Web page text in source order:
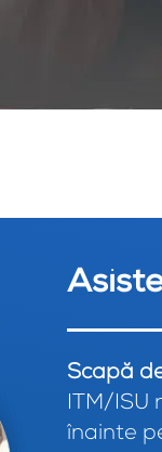
Scapă
ITM/ISU
înainte